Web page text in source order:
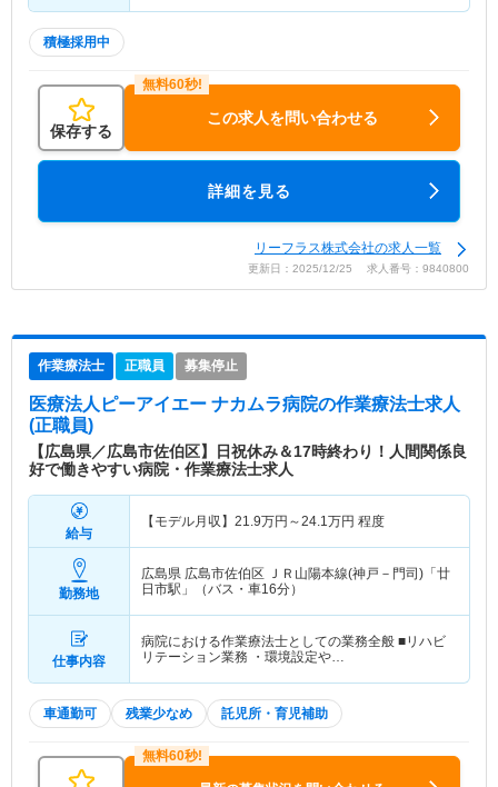
積極採用中
保存する
この求人を問い合わせる
詳細を見る
リーフラス株式会社の求人一覧
更新日：2025/12/25 求人番号：9840800
作業療法士 正職員 募集停止
医療法人ピーアイエー ナカムラ病院の作業療法士求人
(正職員)
【広島県／広島市佐伯区】日祝休み＆17時終わり！人間関係良
好で働きやすい病院・作業療法士求人
給与
【モデル月収】 21.9万円～24.1万円 程度
勤務地
広島県 広島市佐伯区 ＪＲ山陽本線(神戸－門司)「廿
日市駅」（バス・車16分）
仕事内容
病院における作業療法士としての業務全般 ■リハビ
リテーション業務 ・環境設定や…
車通勤可 残業少なめ 託児所・育児補助